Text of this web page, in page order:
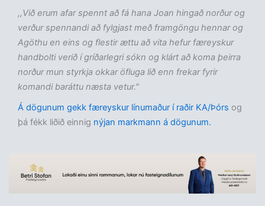
,,Við erum afar spennt að fá hana Joan hingað norður og
verður spennandi að fylgjast með framgöngu hennar og
Agöthu en eins og flestir ættu að vita hefur færeyskur
handbolti verið í gríðarlegri sókn og klárt að koma þeirra
norður mun styrkja okkar öfluga lið enn frekar fyrir
komandi baráttu næsta vetur."
Á dögunum gekk færeyskur línumaður í raðir KA/Þórs og
þá fékk liðið einnig nýjan markmann á dögunum.